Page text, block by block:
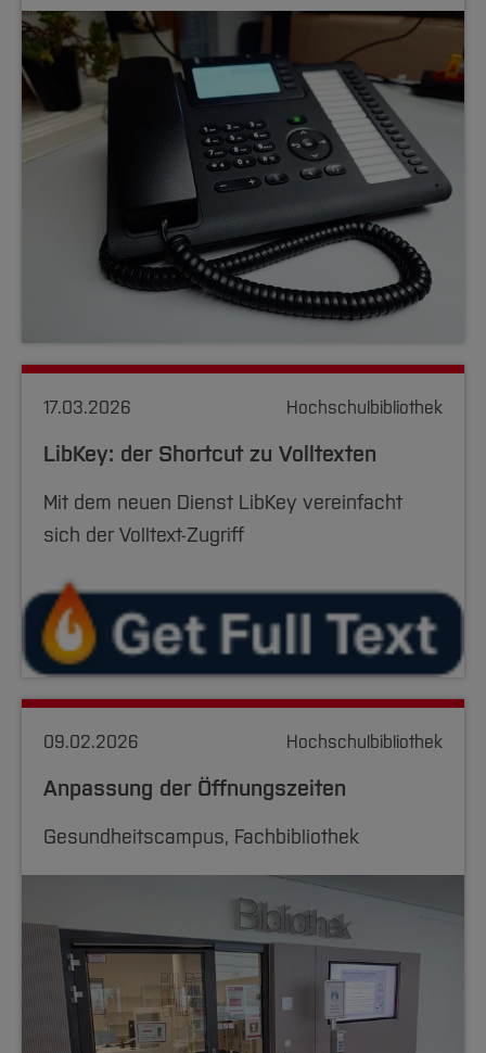
17.03.2026 Hochschulbibliothek
LibKey: der Shortcut zu Volltexten
Mit dem neuen Dienst LibKey vereinfacht
sich der Volltext-Zugriff
09.02.2026 Hochschulbibliothek
Anpassung der Öffnungszeiten
Gesundheitscampus, Fachbibliothek